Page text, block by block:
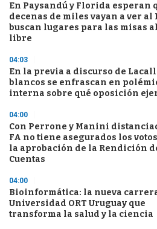
En Paysandú y Florida esperan
decenas de miles vayan a ver al
buscan lugares para las misas
libre
04:03
En la previa a discurso de
blancos se enfrascan en
interna sobre qué oposición
04:00
Con Perrone y Manini
FA no tiene asegurados los
la aprobación de la Rendición
Cuentas
04:00
Bioinformática: la nueva
Universidad ORT Uruguay que
transforma la salud y la ciencia